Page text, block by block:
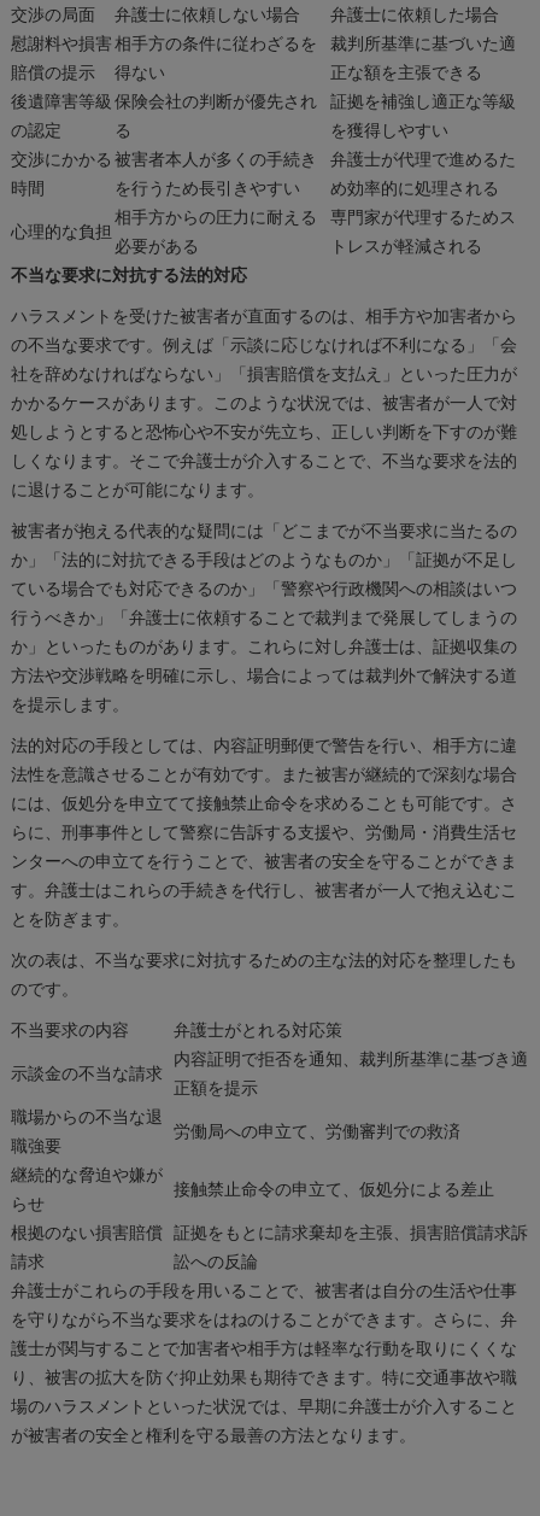
交渉の局面
弁護士に依頼しない場合
弁護士に依頼した場合
慰謝料や損害
賠償の提示
相手方の条件に従わざるを
得ない
裁判所基準に基づいた適
正な額を主張できる
後遺障害等級
の認定
保険会社の判断が優先され
る
証拠を補強し適正な等級
を獲得しやすい
交渉にかかる
時間
被害者本人が多くの手続き
を行うため長引きやすい
弁護士が代理で進めるた
め効率的に処理される
心理的な負担
相手方からの圧力に耐える
必要がある
専門家が代理するためス
トレスが軽減される
不当な要求に対抗する法的対応
ハラスメントを受けた被害者が直面するのは、相手方や加害者から
の不当な要求です。例えば「示談に応じなければ不利になる」「会
社を辞めなければならない」「損害賠償を支払え」といった圧力が
かかるケースがあります。このような状況では、被害者が一人で対
処しようとすると恐怖心や不安が先立ち、正しい判断を下すのが難
しくなります。そこで弁護士が介入することで、不当な要求を法的
に退けることが可能になります。
被害者が抱える代表的な疑問には「どこまでが不当要求に当たるの
か」「法的に対抗できる手段はどのようなものか」「証拠が不足し
ている場合でも対応できるのか」「警察や行政機関への相談はいつ
行うべきか」「弁護士に依頼することで裁判まで発展してしまうの
か」といったものがあります。これらに対し弁護士は、証拠収集の
方法や交渉戦略を明確に示し、場合によっては裁判外で解決する道
を提示します。
法的対応の手段としては、内容証明郵便で警告を行い、相手方に違
法性を意識させることが有効です。また被害が継続的で深刻な場合
には、仮処分を申立てて接触禁止命令を求めることも可能です。さ
らに、刑事事件として警察に告訴する支援や、労働局・消費生活セ
ンターへの申立てを行うことで、被害者の安全を守ることができま
す。弁護士はこれらの手続きを代行し、被害者が一人で抱え込むこ
とを防ぎます。
次の表は、不当な要求に対抗するための主な法的対応を整理したも
のです。
不当要求の内容
弁護士がとれる対応策
示談金の不当な請求
内容証明で拒否を通知、裁判所基準に基づき適
正額を提示
職場からの不当な退
職強要
労働局への申立て、労働審判での救済
継続的な脅迫や嫌が
らせ
接触禁止命令の申立て、仮処分による差止
根拠のない損害賠償
請求
証拠をもとに請求棄却を主張、損害賠償請求訴
訟への反論
弁護士がこれらの手段を用いることで、被害者は自分の生活や仕事
を守りながら不当な要求をはねのけることができます。さらに、弁
護士が関与することで加害者や相手方は軽率な行動を取りにくくな
り、被害の拡大を防ぐ抑止効果も期待できます。特に交通事故や職
場のハラスメントといった状況では、早期に弁護士が介入すること
が被害者の安全と権利を守る最善の方法となります。